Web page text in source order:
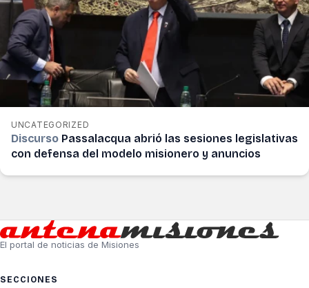
UNCATEGORIZED
Discurso Passalacqua abrió las sesiones legislativas
con defensa del modelo misionero y anuncios
El portal de noticias de Misiones
SECCIONES